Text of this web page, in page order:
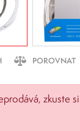
POROVNAT
zkuste